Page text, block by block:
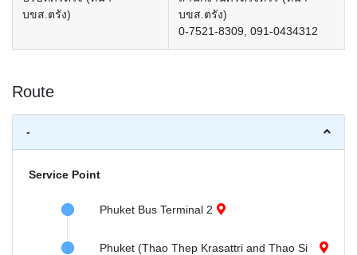
บขส.ตรัง)
บขส.ตรัง)
0-7521-8309, 091-0434312
Route
-
Service Point
Phuket Bus Terminal 2
Phuket (Thao Thep Krasattri and Thao Si